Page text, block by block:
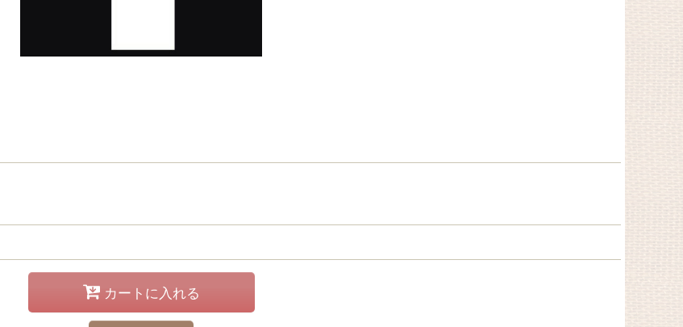
カートに入れる